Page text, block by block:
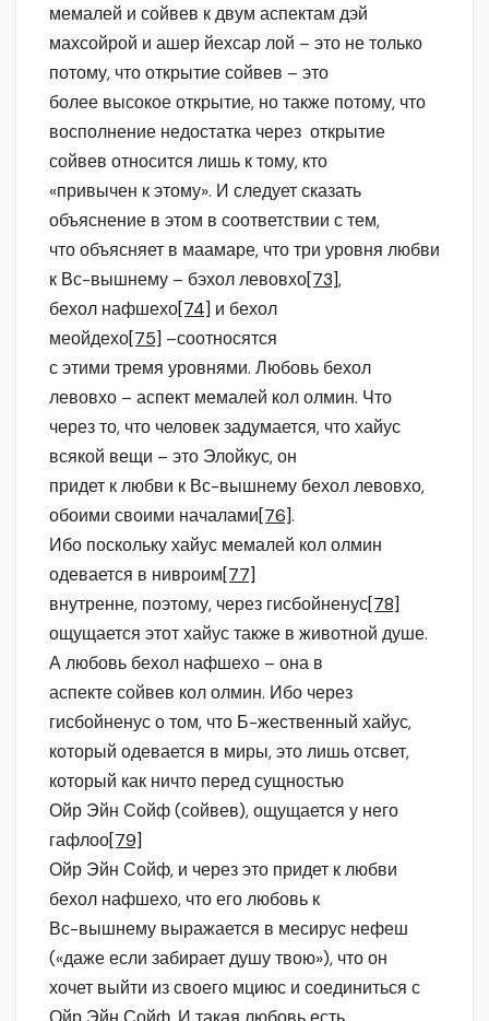
мемалей и сойвев к двум аспектам дэй
махсойрой и ашер йехсар лой – это не только
потому, что открытие сойвев – это
более высокое открытие, но также потому, что
восполнение недостатка через открытие
сойвев относится лишь к тому, кто
«привычен к этому». И следует сказать
объяснение в этом в соответствии с тем,
что объясняет в маамаре, что три уровня любви
к Вс-вышнему – бэхол левовхо[73],
бехол нафшехо[74] и бехол
меойдехо[75] –соотносятся
с этими тремя уровнями. Любовь бехол
левовхо – аспект мемалей кол олмин. Что
через то, что человек задумается, что хайус
всякой вещи – это Элойкус, он
придет к любви к Вс-вышнему бехол левовхо,
обоими своими началами[76].
Ибо поскольку хайус мемалей кол олмин
одевается в нивроим[77]
внутренне, поэтому, через гисбойненус[78]
ощущается этот хайус также в животной душе.
А любовь бехол нафшехо – она в
аспекте сойвев кол олмин. Ибо через
гисбойненус о том, что Б-жественный хайус,
который одевается в миры, это лишь отсвет,
который как ничто перед сущностью
Ойр Эйн Сойф (сойвев), ощущается у него
гафлоо[79]
Ойр Эйн Сойф, и через это придет к любви
бехол нафшехо, что его любовь к
Вс-вышнему выражается в месирус нефеш
(«даже если забирает душу твою»), что он
хочет выйти из своего мциюс и соединиться с